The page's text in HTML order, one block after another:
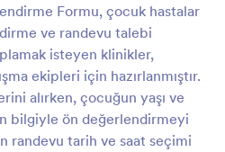
Formu, çocuk hastalar
ve randevu talebi
isteyen klinikler,
ekipleri için hazırlanmıştır.
alırken, çocuğun yaşı ve
bilgiyle ön değerlendirmeyi
randevu tarih ve saat seçimi